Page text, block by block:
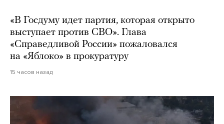
«В Госдуму идет партия, которая открыто
выступает против СВО». Глава
«Справедливой России» пожаловался
на «Яблоко» в прокуратуру
15 часов назад